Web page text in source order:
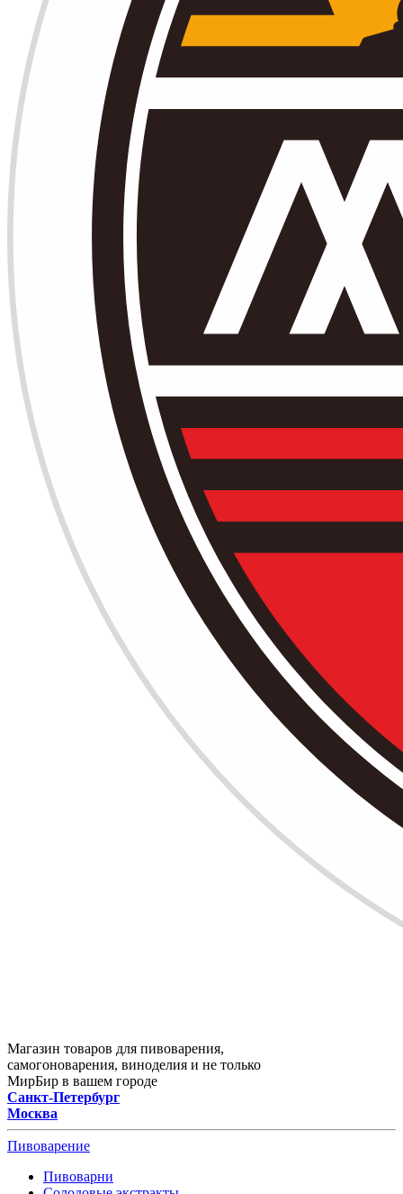
Магазин товаров для пивоварения,
самогоноварения, виноделия и не только
МирБир в вашем городе
Санкт-Петербург
Москва
Пивоварение
Пивоварни